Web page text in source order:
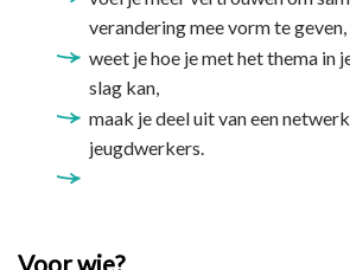
verandering mee vorm te geven,
weet je hoe je met het thema in
slag kan,
maak je deel uit van een
jeugdwerkers.
Voor wie?